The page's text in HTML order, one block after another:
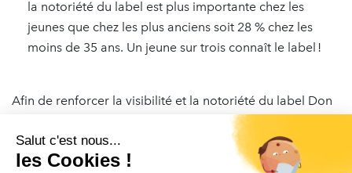
la notoriété du label est plus importante chez les
jeunes que chez les plus anciens soit 28 % chez les
moins de 35 ans. Un jeune sur trois connaît le label !
Afin de renforcer la visibilité et la notoriété du label Don
en Confiance auprès du grand public, nous avons
procédé à une modernisation du label. La
baseline
notre label « Vous donnez. Il vous rassure » s’adresse
Salut c'est nous...
les Cookies !